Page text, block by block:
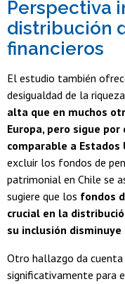
Perspectiva
distribución
financieros
El estudio también
desigualdad de la
alta que en muchos
Europa, pero sigue
comparable a Estados
excluir los fondos de
patrimonial en Chile se
sugiere que los fondos
crucial en la
su inclusión
Otro hallazgo da cuenta
significativamente para